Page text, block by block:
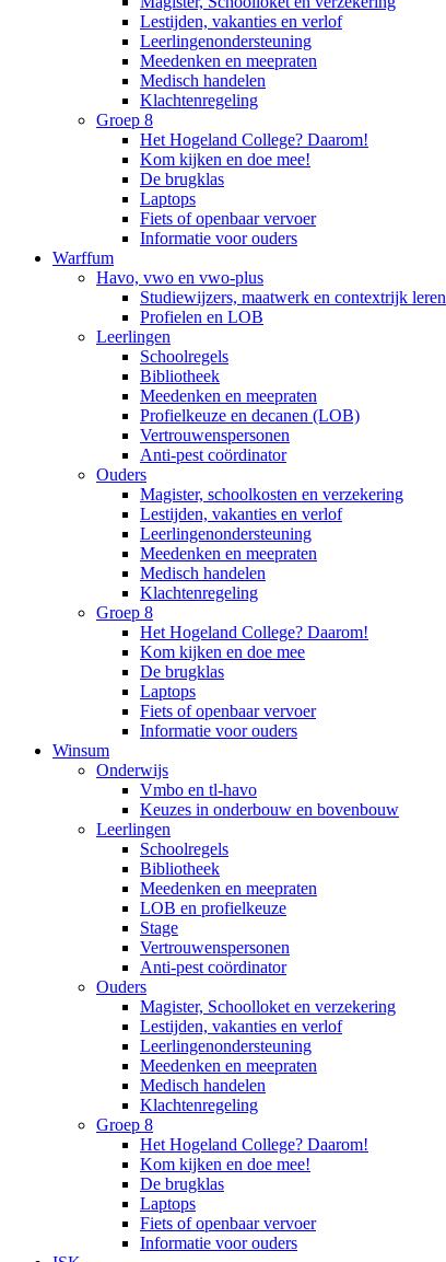
Lestijden, vakanties en verlof
Leerlingenondersteuning
Meedenken en meepraten
Medisch handelen
Klachtenregeling
Groep 8
Het Hogeland College? Daarom!
Kom kijken en doe mee!
De brugklas
Laptops
Fiets of openbaar vervoer
Informatie voor ouders
Warffum
Havo, vwo en vwo-plus
Studiewijzers, maatwerk en contextrijk leren
Profielen en LOB
Leerlingen
Schoolregels
Bibliotheek
Meedenken en meepraten
Profielkeuze en decanen (LOB)
Vertrouwenspersonen
Anti-pest coördinator
Ouders
Magister, schoolkosten en verzekering
Lestijden, vakanties en verlof
Leerlingenondersteuning
Meedenken en meepraten
Medisch handelen
Klachtenregeling
Groep 8
Het Hogeland College? Daarom!
Kom kijken en doe mee
De brugklas
Laptops
Fiets of openbaar vervoer
Informatie voor ouders
Winsum
Onderwijs
Vmbo en tl-havo
Keuzes in onderbouw en bovenbouw
Leerlingen
Schoolregels
Bibliotheek
Meedenken en meepraten
LOB en profielkeuze
Stage
Vertrouwenspersonen
Anti-pest coördinator
Ouders
Magister, Schoolloket en verzekering
Lestijden, vakanties en verlof
Leerlingenondersteuning
Meedenken en meepraten
Medisch handelen
Klachtenregeling
Groep 8
Het Hogeland College? Daarom!
Kom kijken en doe mee!
De brugklas
Laptops
Fiets of openbaar vervoer
Informatie voor ouders